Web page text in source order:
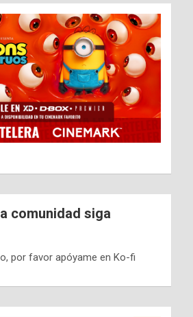
comunidad siga
por favor apóyame en Ko-fi